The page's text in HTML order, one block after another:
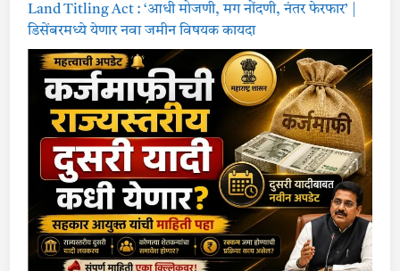
Land Titling Act : ‘आधी मोजणी, मग नोंदणी, नंतर फेरफार’ |
डिसेंबरमध्ये येणार नवा जमीन विषयक कायदा